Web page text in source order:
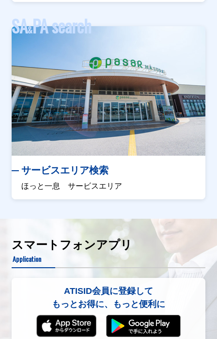
SA&PA search
サービスエリア検索
ほっと一息 サービスエリア
スマートフォンアプリ
Application
ATISID会員に登録して
もっとお得に、もっと便利に